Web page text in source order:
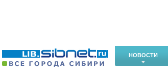
НОВОСТИ